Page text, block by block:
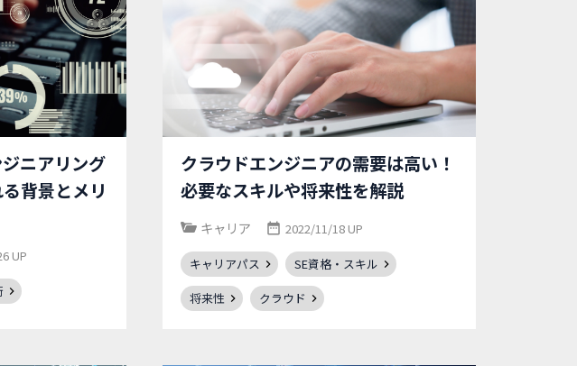
ニアリング
背景とメリ
UP
クラウドエンジニアの需要は高い！
必要なスキルや将来性を解説
キャリア 2022/11/18 UP
キャリアパス
SE資格・スキル
将来性
クラウド